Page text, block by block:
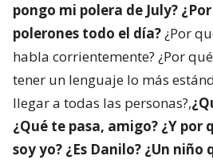
pongo mi polera de July?
polerones todo el día?¿Por
habla corrientemente? ¿Por
tener un lenguaje lo más
llegar a todas las personas?,
¿Qué te pasa, amigo? ¿Y por
soy yo? ¿Es Danilo? ¿Un niño